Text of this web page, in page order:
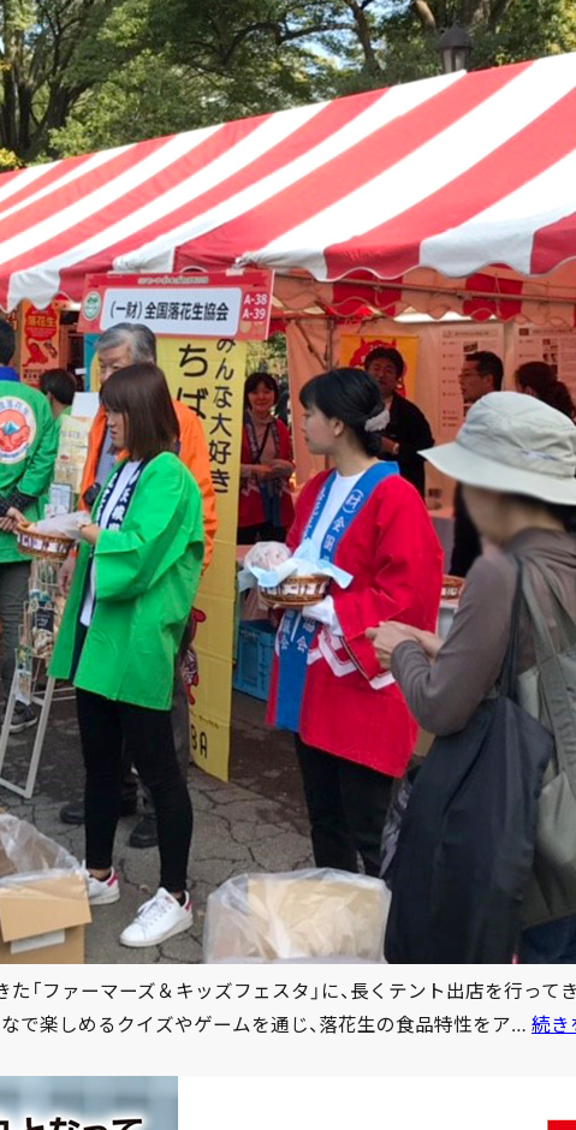
「ファーマーズ＆キッズフェスタ」に、長くテント出店を行って
なで楽しめるクイズやゲームを通じ、落花生の食品特性をア… 続き